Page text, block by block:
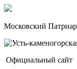
Московский
Официальный сайт